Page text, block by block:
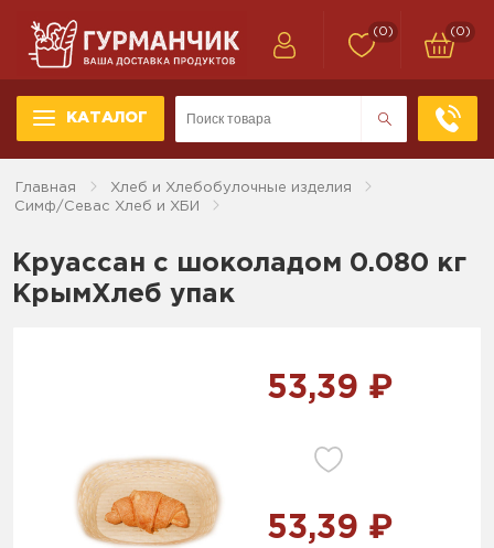
КАТАЛОГ
(0) (0)
Главная
Хлеб и Хлебобулочные изделия
Симф/Севас Хлеб и ХБИ
Круассан с шоколадом 0.080 кг
КрымХлеб упак
53,39 ₽
53,39 ₽